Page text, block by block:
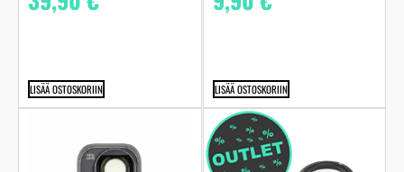
LISÄÄ OSTOSKORIIN LISÄÄ OSTOSKORIIN